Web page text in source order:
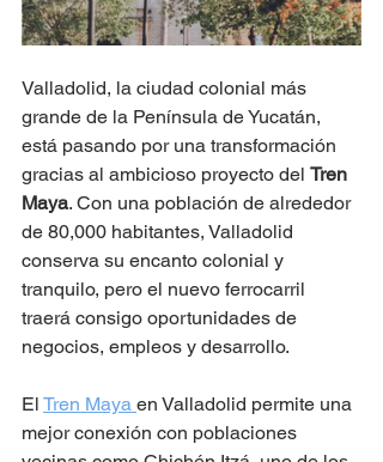
Valladolid, la ciudad colonial más
grande de la Península de Yucatán,
está pasando por una transformación
gracias al ambicioso proyecto del Tren
Maya. Con una población de alrededor
de 80,000 habitantes, Valladolid
conserva su encanto colonial y
tranquilo, pero el nuevo ferrocarril
traerá consigo oportunidades de
negocios, empleos y desarrollo.
El Tren Maya en Valladolid permite una
mejor conexión con poblaciones